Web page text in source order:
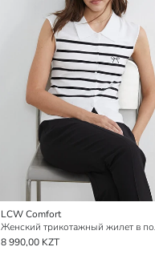
LCW Comfort
8 990,00 KZT